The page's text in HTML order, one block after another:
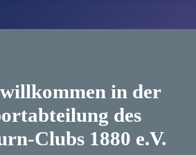
in der
des
Clubs 1880 e.V.